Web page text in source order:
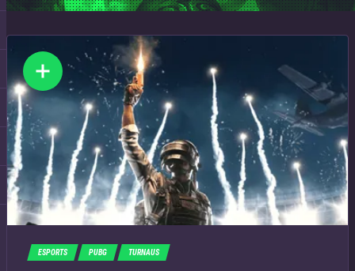
ESPORTS PUBG TURNAUS